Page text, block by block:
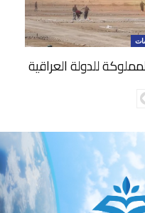
للدولة العراقية